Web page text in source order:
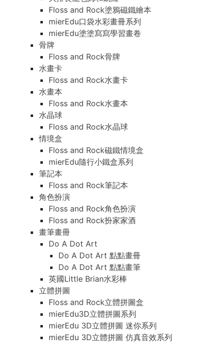
Floss and Rock塗鴉磁鐵繪本
mierEdu口袋水彩畫冊系列
mierEdu塗塗寫寫學習畫卷
骨牌
Floss and Rock骨牌
水畫卡
Floss and Rock水畫卡
水畫本
Floss and Rock水畫本
水晶球
Floss and Rock水晶球
情境盒
Floss and Rock磁鐵情境盒
mierEdu隨行小鐵盒系列
筆記本
Floss and Rock筆記本
角色扮演
Floss and Rock角色扮演
Floss and Rock扮家家酒
畫筆畫冊
Do A Dot Art
Do A Dot Art 點點畫冊
Do A Dot Art 點點畫筆
英國Little Brian水彩棒
立體拼圖
Floss and Rock立體拼圖盒
mierEdu3D立體拼圖系列
mierEdu 3D立體拼圖 迷你系列
mierEdu 3D立體拼圖 仿真音效系列